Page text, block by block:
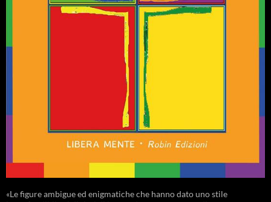
«Le figure ambigue ed enigmatiche che hanno dato uno stile